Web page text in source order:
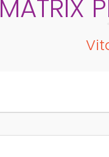
MATRIX